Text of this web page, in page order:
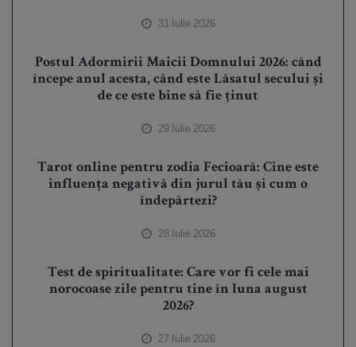
31 Iulie 2026
Postul Adormirii Maicii Domnului 2026: când
începe anul acesta, când este Lăsatul secului și
de ce este bine să fie ținut
29 Iulie 2026
Tarot online pentru zodia Fecioară: Cine este
influența negativă din jurul tău și cum o
îndepărtezi?
28 Iulie 2026
Test de spiritualitate: Care vor fi cele mai
norocoase zile pentru tine în luna august
2026?
27 Iulie 2026